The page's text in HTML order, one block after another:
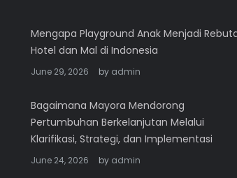
Mengapa Playground Anak Menjadi
Hotel dan Mal di Indonesia
June 29, 2026 by admin
Bagaimana Mayora Mendorong
Pertumbuhan Berkelanjutan Melalui
Klarifikasi, Strategi, dan Implementasi
June 24, 2026 by admin